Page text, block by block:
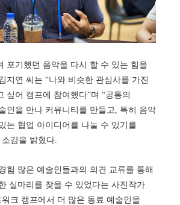
포기했던 음악을 다시 할 수 있는 힘을
지연 씨는 “나와 비슷한 관심사를 가진
싶어 캠프에 참여했다”며 “공통의
인을 만나 커뮤니티를 만들고, 특히 음악
는 협업 아이디어를 나눌 수 있기를
감을 밝혔다.
험 많은 예술인들과의 의견 교류를 통해
실마리를 찾을 수 있었다는 사진작가
크 캠프에서 더 많은 동료 예술인을